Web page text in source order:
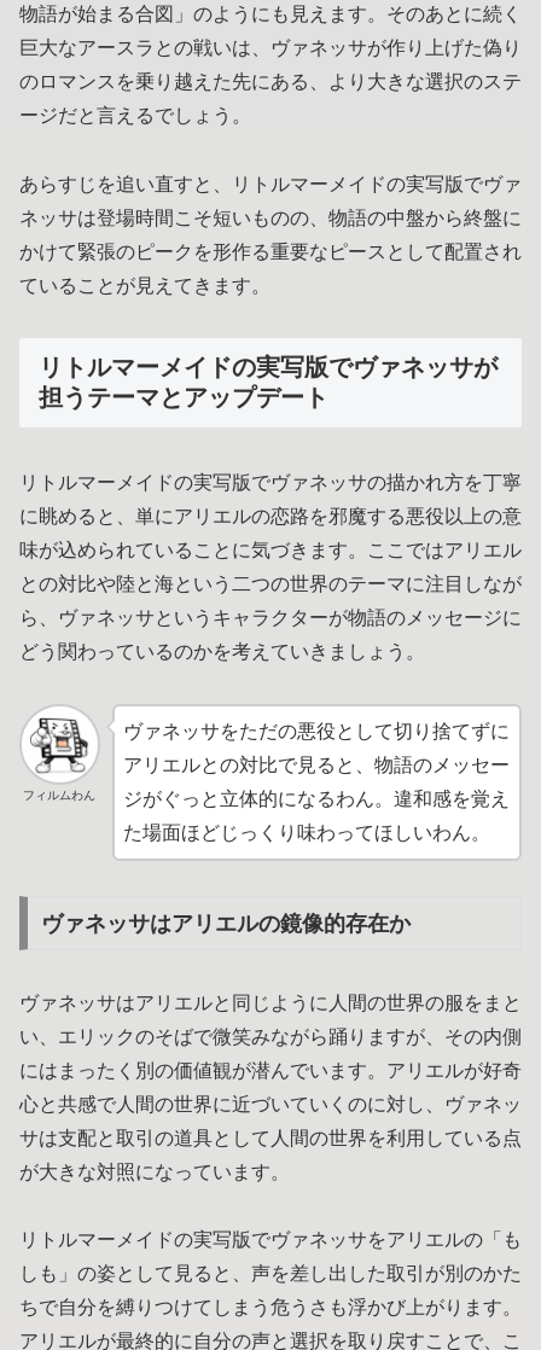
物語が始まる合図」のようにも見えます。そのあとに続く
巨大なアースラとの戦いは、ヴァネッサが作り上げた偽り
のロマンスを乗り越えた先にある、より大きな選択のステ
ージだと言えるでしょう。
あらすじを追い直すと、リトルマーメイドの実写版でヴァ
ネッサは登場時間こそ短いものの、物語の中盤から終盤に
かけて緊張のピークを形作る重要なピースとして配置され
ていることが見えてきます。
リトルマーメイドの実写版でヴァネッサが
担うテーマとアップデート
リトルマーメイドの実写版でヴァネッサの描かれ方を丁寧
に眺めると、単にアリエルの恋路を邪魔する悪役以上の意
味が込められていることに気づきます。ここではアリエル
との対比や陸と海という二つの世界のテーマに注目しなが
ら、ヴァネッサというキャラクターが物語のメッセージに
どう関わっているのかを考えていきましょう。
フィルムわん
ヴァネッサをただの悪役として切り捨てずに
アリエルとの対比で見ると、物語のメッセー
ジがぐっと立体的になるわん。違和感を覚え
た場面ほどじっくり味わってほしいわん。
ヴァネッサはアリエルの鏡像的存在か
ヴァネッサはアリエルと同じように人間の世界の服をまと
い、エリックのそばで微笑みながら踊りますが、その内側
にはまったく別の価値観が潜んでいます。アリエルが好奇
心と共感で人間の世界に近づいていくのに対し、ヴァネッ
サは支配と取引の道具として人間の世界を利用している点
が大きな対照になっています。
リトルマーメイドの実写版でヴァネッサをアリエルの「も
しも」の姿として見ると、声を差し出した取引が別のかた
ちで自分を縛りつけてしまう危うさも浮かび上がります。
アリエルが最終的に自分の声と選択を取り戻すことで、こ